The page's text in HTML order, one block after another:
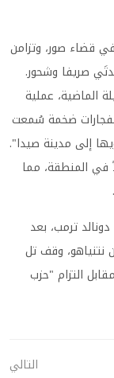
في قضاء صور، وتزامن
صريفا وشحور.
الماضية، عملية
ضخمة سُمعت
إلى مدينة صيدا".
في المنطقة، مما
ترمب، بعد
نتنياهو، وقف تل
التزام "حزب
التالي